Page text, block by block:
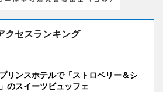
クセスランキング
リンスホテルで「ストロベリー＆シ
のスイーツビュッフェ